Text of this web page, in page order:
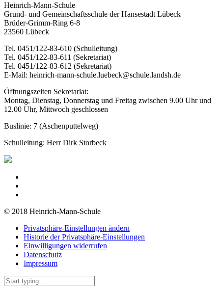
Heinrich-Mann-Schule
Grund- und Gemeinschaftsschule der Hansestadt Lübeck
Brüder-Grimm-Ring 6-8
23560 Lübeck
Tel. 0451/122-83-610 (Schulleitung)
Tel. 0451/122-83-611 (Sekretariat)
Tel. 0451/122-83-612 (Sekretariat)
E-Mail: heinrich-mann-schule.luebeck@schule.landsh.de
Öffnungszeiten Sekretariat:
Montag, Dienstag, Donnerstag und Freitag zwischen 9.00 Uhr und
12.00 Uhr, Mittwoch geschlossen
Buslinie: 7 (Aschenputtelweg)
Schulleitung: Herr Dirk Storbeck
© 2018 Heinrich-Mann-Schule
Privatsphäre-Einstellungen ändern
Historie der Privatsphäre-Einstellungen
Einwilligungen widerrufen
Datenschutz
Impressum